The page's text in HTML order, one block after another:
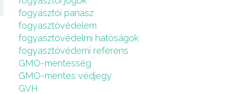
fogyasztói panasz
fogyasztóvédelem
fogyasztóvédelmi hatóságok
fogyasztóvédemi referens
GMO-mentesség
GMO-mentes védjegy
GVH